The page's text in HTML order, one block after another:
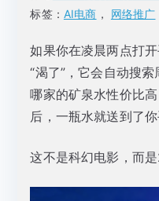
标签： AI电商 ， 网络推广
如果你在凌晨两点打
“渴了”，它会自动搜
哪家的矿泉水性价比
后，一瓶水就送到了你
这不是科幻电影，而